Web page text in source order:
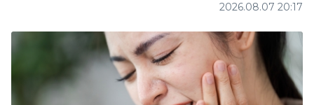
2026.08.07 20:17